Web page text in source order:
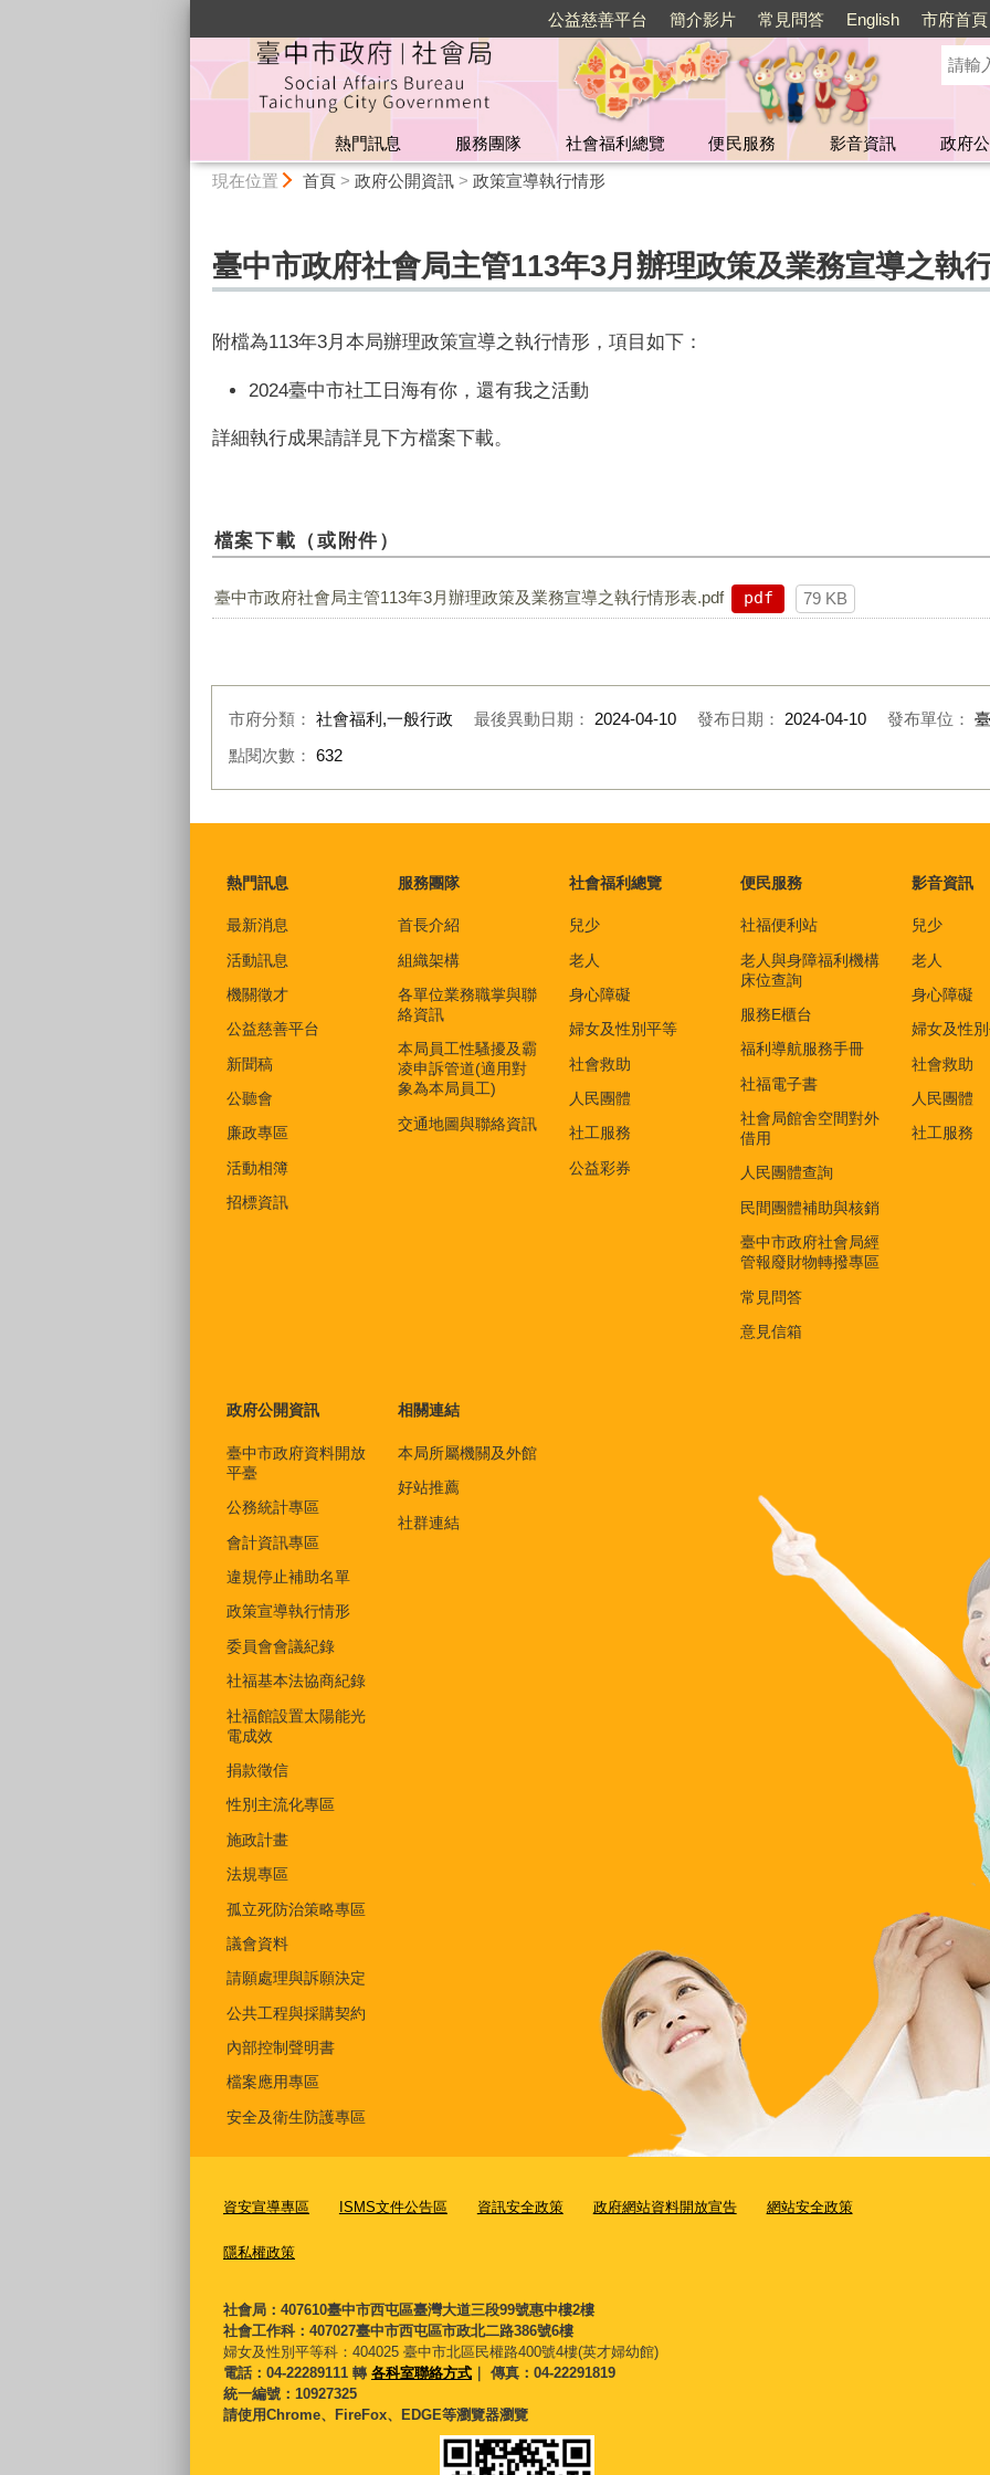
公益慈善平台 簡介影片 常見問答 English 市府首頁
熱門訊息 服務團隊 社會福利總覽 便民服務 影音資訊
政府
現在位置 首頁> 政府公開資訊> 政策宣導執行情形
臺中市政府社會局主管113年3月辦理政策及業務宣導之執
附檔為113年3月本局辦理政策宣導之執行情形，項目如下：
2024臺中市社工日海有你，還有我之活動
詳細執行成果請詳見下方檔案下載。
檔案下載（或附件）
臺中市政府社會局主管113年3月辦理政策及業務宣導之執行情形表.pdf pdf 79 KB
市府分類： 社會福利,一般行政 最後異動日期： 2024-04-10 發布日期： 2024-04-10 發布單位：
點閱次數： 632
熱門訊息
最新消息
活動訊息
機關徵才
公益慈善平台
新聞稿
公聽會
廉政專區
活動相簿
招標資訊
服務團隊
首長介紹
組織架構
各單位業務職掌與聯
絡資訊
本局員工性騷擾及霸
凌申訴管道(適用對
象為本局員工)
交通地圖與聯絡資訊
社會福利總覽
兒少
老人
身心障礙
婦女及性別平等
社會救助
人民團體
社工服務
公益彩券
便民服務
社福便利站
老人與身障福利機構
床位查詢
服務E櫃台
福利導航服務手冊
社福電子書
社會局館舍空間對外
借用
人民團體查詢
民間團體補助與核銷
臺中市政府社會局經
管報廢財物轉撥專區
常見問答
意見信箱
影音資訊
兒少
老人
身心障礙
婦女及性
社會救助
人民團體
社工服務
政府公開資訊
臺中市政府資料開放
平臺
公務統計專區
會計資訊專區
違規停止補助名單
政策宣導執行情形
委員會會議紀錄
社福基本法協商紀錄
社福館設置太陽能光
電成效
捐款徵信
性別主流化專區
施政計畫
法規專區
孤立死防治策略專區
議會資料
請願處理與訴願決定
公共工程與採購契約
內部控制聲明書
檔案應用專區
安全及衛生防護專區
相關連結
本局所屬機關及外館
好站推薦
社群連結
資安宣導專區 ISMS文件公告區 資訊安全政策 政府網站資料開放宣告 網站安全政策
隱私權政策
社會局：407610臺中市西屯區臺灣大道三段99號惠中樓2樓
社會工作科：407027臺中市西屯區市政北二路386號6樓
婦女及性別平等科： 404025 臺中市北區民權路400號4樓(英才婦幼館)
電話：04-22289111 轉 各科室聯絡方式 ｜ 傳真：04-22291819
統一編號：10927325
請使用Chrome、FireFox、EDGE等瀏覽器瀏覽